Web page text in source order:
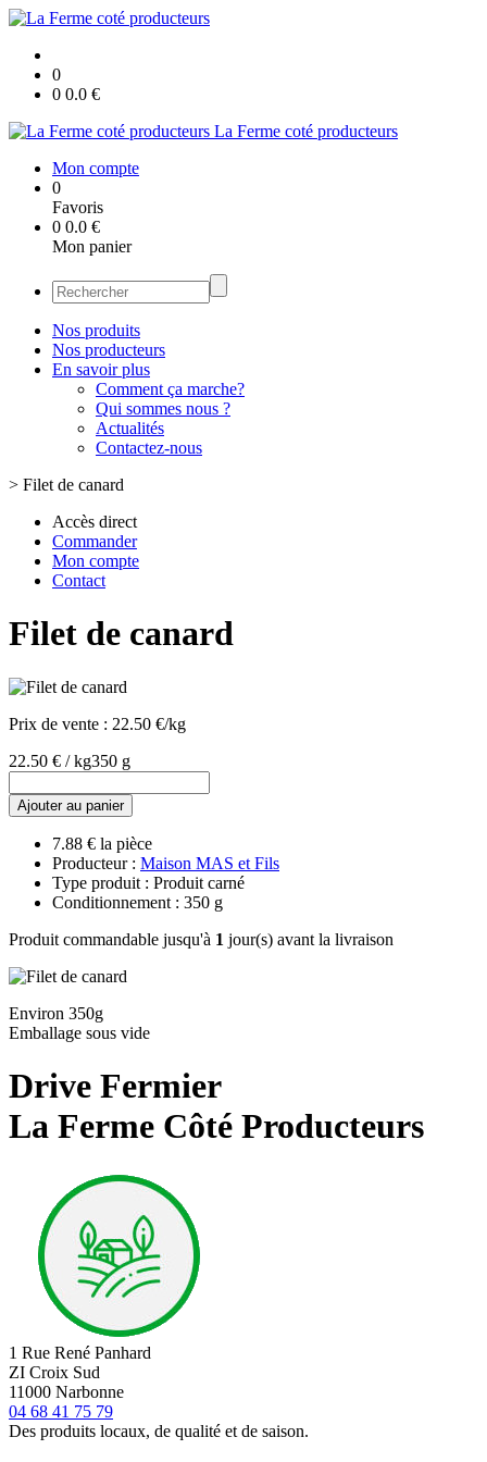
0
0 0.0 €
La Ferme coté producteurs
Mon compte
0
Favoris
0 0.0 €
Mon panier
Nos produits
Nos producteurs
En savoir plus
Comment ça marche?
Qui sommes nous ?
Actualités
Contactez-nous
> Filet de canard
Accès direct
Commander
Mon compte
Contact
Filet de canard
Prix de vente : 22.50 €/kg
22.50 € / kg350 g
Ajouter au panier
7.88 € la pièce
Producteur : Maison MAS et Fils
Type produit : Produit carné
Conditionnement : 350 g
Produit commandable jusqu'à 1 jour(s) avant la livraison
Environ 350g
Emballage sous vide
Drive Fermier
La Ferme Côté Producteurs
1 Rue René Panhard
ZI Croix Sud
11000 Narbonne
04 68 41 75 79
Des produits locaux, de qualité et de saison.